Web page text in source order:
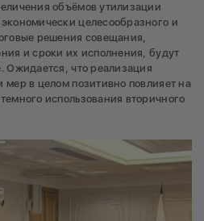
объёмов утилизации
целесообразного и
решения совещания,
и сроки их исполнения, будут
Ожидается, что реализация
мер в целом позитивно повлияет на
использования вторичного